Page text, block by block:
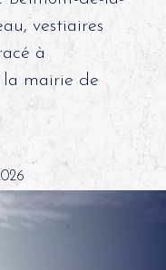
vestiaires
à
la mairie de